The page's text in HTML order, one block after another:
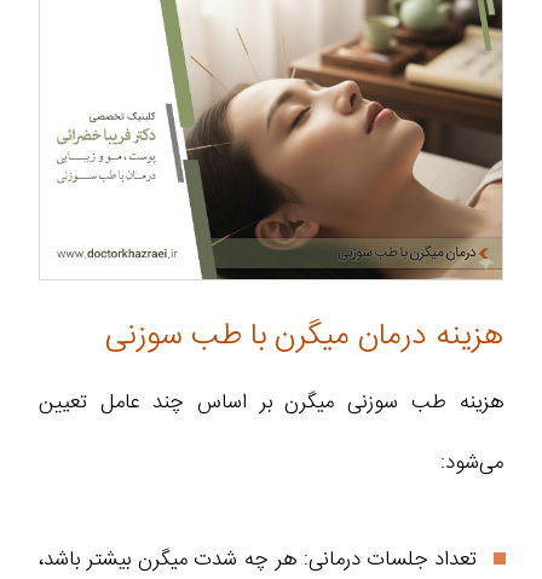
هزینه درمان میگرن با طب سوزنی
هزینه طب سوزنی میگرن بر اساس چند عامل تعیین
می‌شود:
تعداد جلسات درمانی: هر چه شدت میگرن بیشتر باشد،